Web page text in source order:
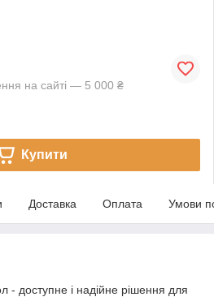
на сайті — 5 000 ₴
Купити
Доставка Оплата Умови
- доступне і надійне рішення для